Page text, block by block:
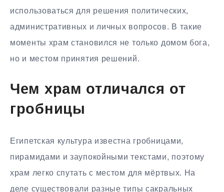
использоваться для решения политических,
административных и личных вопросов. В такие
моменты храм становился не только домом бога,
но и местом принятия решений.
Чем храм отличался от
гробницы
Египетская культура известна гробницами,
пирамидами и заупокойными текстами, поэтому
храм легко спутать с местом для мёртвых. На
деле существовали разные типы сакральных